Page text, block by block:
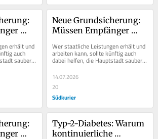
erhält und
auch
sauber
hat...
Neue Grundsicherung:
Müssen Empfänger
Wer staatliche Leistungen erhält und
arbeiten kann, sollte künftig auch
dabei helfen, die Hauptstadt sauber
zu halten. Mit dieser Forderung hat...
14.07.2026
20
Südkurier
Typ-2-Diabetes: Warum
kontinuierliche